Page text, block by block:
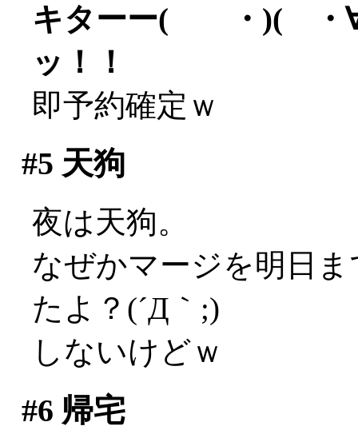
キターー( ・)( ・
ッ！！
即予約確定ｗ
#5 天狗
夜は天狗。
なぜかマージを明日
たよ？(´Д｀;)
しないけどｗ
#6 帰宅